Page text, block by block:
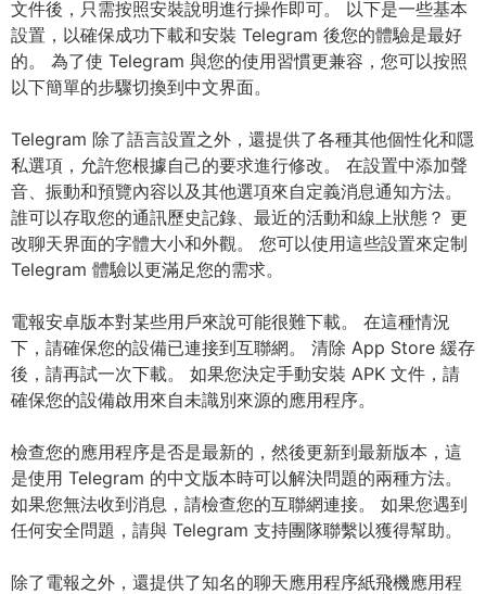
文件後，只需按照安裝說明進行操作即可。 以下是一些基本
設置，以確保成功下載和安裝 Telegram 後您的體驗是最好
的。 為了使 Telegram 與您的使用習慣更兼容，您可以按照
以下簡單的步驟切換到中文界面。
Telegram 除了語言設置之外，還提供了各種其他個性化和隱
私選項，允許您根據自己的要求進行修改。 在設置中添加聲
音、振動和預覽內容以及其他選項來自定義消息通知方法。
誰可以存取您的通訊歷史記錄、最近的活動和線上狀態？ 更
改聊天界面的字體大小和外觀。 您可以使用這些設置來定制
Telegram 體驗以更滿足您的需求。
電報安卓版本對某些用戶來說可能很難下載。 在這種情況
下，請確保您的設備已連接到互聯網。 清除 App Store 緩存
後，請再試一次下載。 如果您決定手動安裝 APK 文件，請
確保您的設備啟用來自未識別來源的應用程序。
檢查您的應用程序是否是最新的，然後更新到最新版本，這
是使用 Telegram 的中文版本時可以解決問題的兩種方法。
如果您無法收到消息，請檢查您的互聯網連接。 如果您遇到
任何安全問題，請與 Telegram 支持團隊聯繫以獲得幫助。
除了電報之外，還提供了知名的聊天應用程序紙飛機應用程